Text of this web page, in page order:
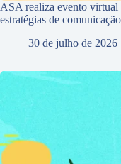
ASA realiza evento
estratégias de
30 de julho de 2026